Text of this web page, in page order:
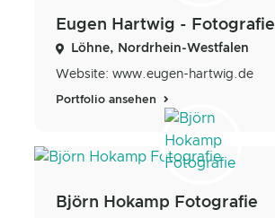
Eugen Hartwig - Fotografie
Löhne, Nordrhein-Westfalen
Website: www.eugen-hartwig.de
Portfolio ansehen
Björn Hokamp Fotografie